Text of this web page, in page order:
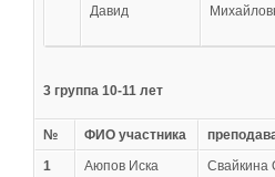
Давид
3 группа 10-11 лет
№ ФИО участника
1
Аюпов Иска
Свайкина